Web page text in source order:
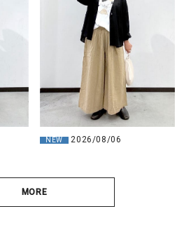
NEW 2026/08/06
MORE